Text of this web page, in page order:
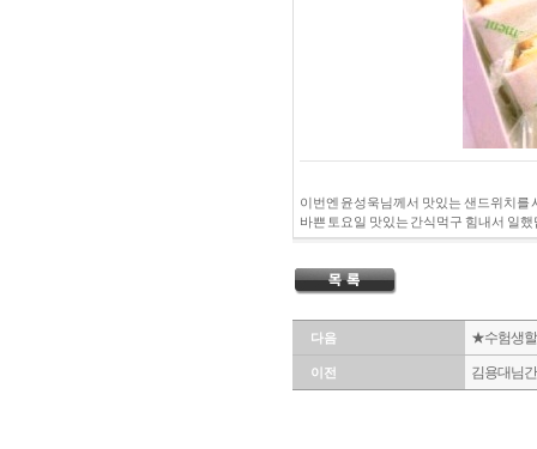
이번엔 윤성욱님께서 맛있는 샌드위치를
바쁜 토요일 맛있는 간식먹구 힘내서 일
다음 ★수험생
이전 김용대님